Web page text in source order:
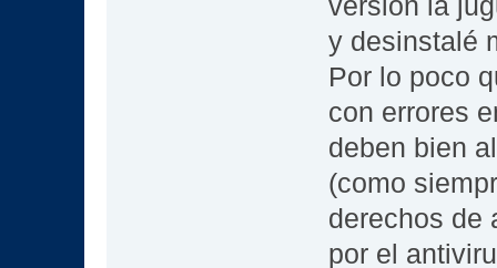
y desinstalé
Por lo poco
con errores
deben bien
(como
derechos de
por el